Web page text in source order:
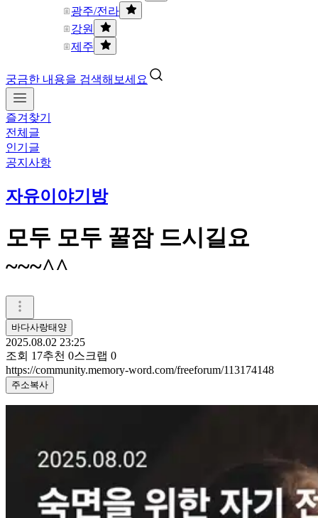
광주/전라
강원
제주
궁금한 내용을 검색해보세요
즐겨찾기
전체글
인기글
공지사항
자유이야기방
모두 모두 꿀잠 드시길요
~~~^^
바다사랑태양
2025.08.02 23:25
조회 17추천 0스크랩 0
https://community.memory-word.com/freeforum/113174148
주소복사